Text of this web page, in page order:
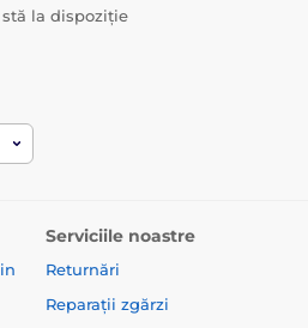
la dispoziție
Serviciile noastre
Returnări
Reparații zgărzi